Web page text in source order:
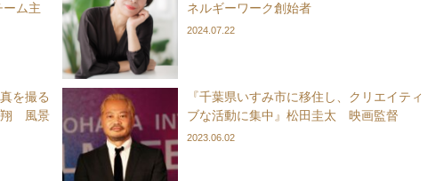
ーム主
ネルギーワーク創始者
2024.07.22
を撮る
翔 風景
『千葉県いすみ市に移住し、クリエイティ
ブな活動に集中』松田圭太 映画監督
2023.06.02